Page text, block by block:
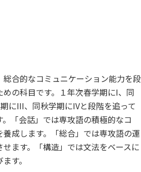
総合的なコミュニケーション能力を段
の科目です。１年次春学期にI、同
にIII、同秋学期にIVと段階を追って
「会話」では専攻語の積極的なコ
成します。「総合」では専攻語の運
ます。「構造」では文法をベースに
す。